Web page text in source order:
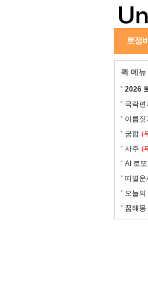
토정
퀵 메뉴
2026
극락편
이름짓
궁합 (
사주 (
AI 로또
띠별운
오늘의
꿈해몽